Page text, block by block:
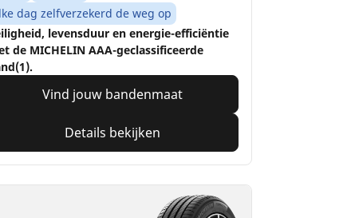
dag zelfverzekerd de weg op
levensduur en energie-efficiëntie
de MICHELIN AAA-geclassificeerde
Vind jouw bandenmaat
Details bekijken